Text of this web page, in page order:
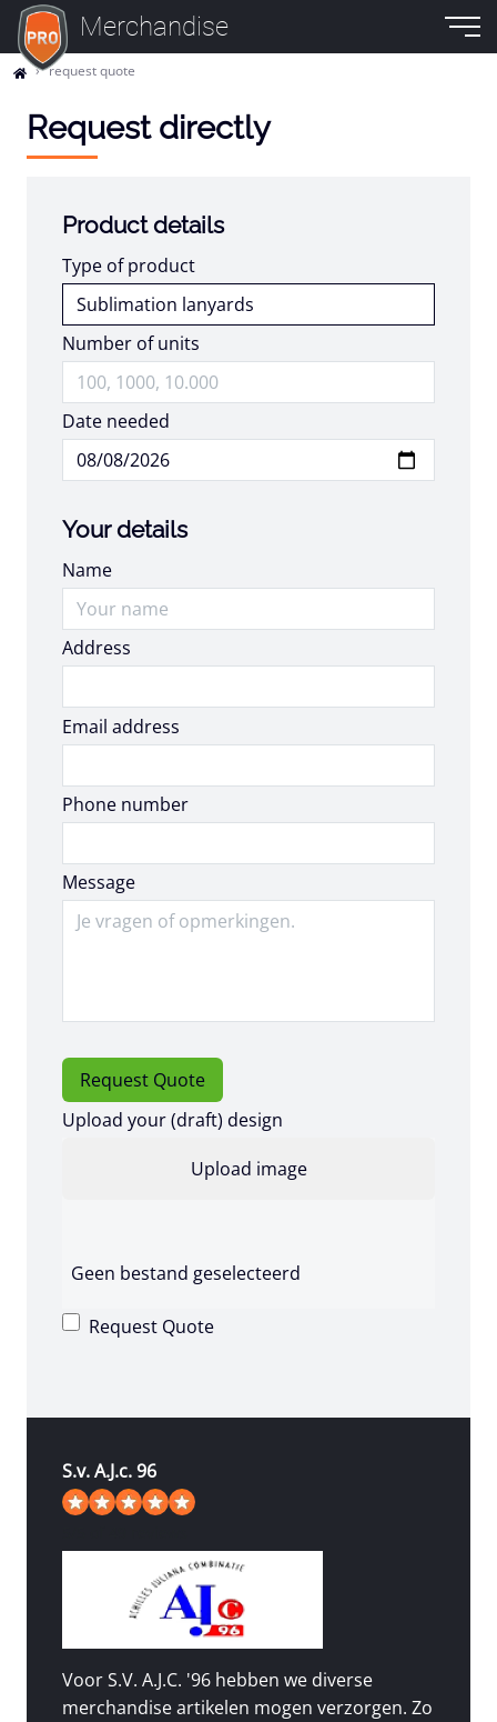
Merchandise
request quote
Request directly
Product details
Type of product
Number of units
Date needed
Your details
Name
Address
Email address
Email address
Phone number
Message
Request Quote
Upload your (draft) design
Geen bestand geselecteerd
Request Quote
S.v. A.J.c. 96
Voor S.V. A.J.C. '96 hebben we diverse
merchandise artikelen mogen verzorgen. Zo